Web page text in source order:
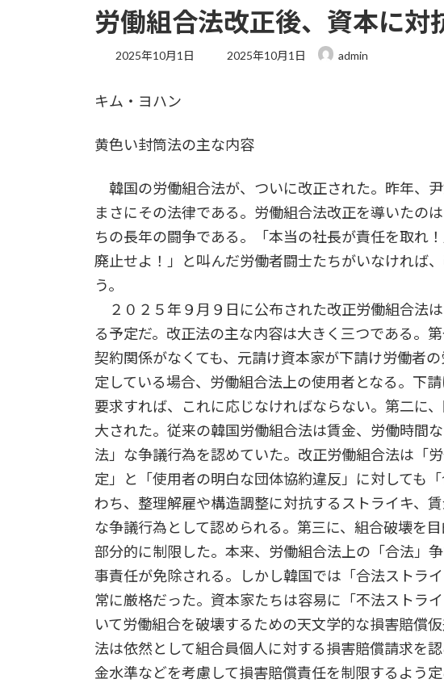
労働組合法改正後、資本に対
2025年10月1日
最
:
2025年10月1日 admin
キム・ヨハン
黄色い封筒法の主な内容
韓国の労働組合法が、ついに改正された。昨年、
まさにその法律である。労働組合法改正を導いたの
ちの長年の闘争である。「本当の社長が責任を取れ
廃止せよ！」と叫んだ労働者闘士たちがいなければ
う。
２０２５年９月９日に公布された改正労働組合法
る予定だ。改正法の主な内容は大きく三つである。
契約関係がなくても、元請け資本家が下請け労働者
定している場合、労働組合法上の使用者となる。下
要求すれば、これに応じなければならない。第二に
大された。従来の韓国労働組合法は賃金、労働時間
法」な争議行為を認めていた。改正労働組合法は「
定」と「使用者の明白な団体協約違反」に対しても
わち、整理解雇や構造調整に対抗するストライキ、
な争議行為として認められる。第三に、組合破壊を
部分的に制限した。本来、労働組合法上の「合法」
事責任が免除される。しかし韓国では「合法ストラ
常に厳格だった。資本家たちは容易に「不法ストラ
いて労働組合を破壊するための天文学的な損害賠償
法は依然として組合員個人に対する損害賠償請求を
金水準などを考慮して損害賠償責任を制限するよう定